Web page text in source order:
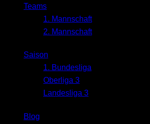
Teams
1. Mannschaft
2. Mannschaft
Saison
1. Bundesliga
Oberliga 3
Landesliga 3
Blog